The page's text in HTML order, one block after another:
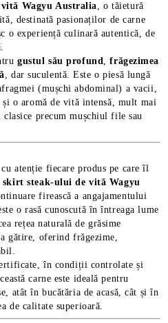
Wagyu Australia, o tăietură
destinată pasionaților de carne
o experiență culinară autentică, de
gustul său profund,frăgezimea
, dar suculentă. Este o piesă lungă
(mușchi abdominal) a vacii,
o aromă de vită intensă, mult mai
precum mușchiul file sau
atenție fiecare produs pe care îl
skirt steak-ului de vită Wagyu
firească a angajamentului
o rasă cunoscută în întreaga lume
rețea naturală de grăsime
gătire, oferind frăgezime,
în condiții controlate și
carne este ideală pentru
atât în bucătăria de acasă, cât și în
de calitate superioară.